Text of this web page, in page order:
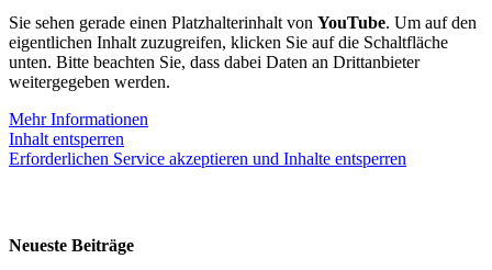
Sie sehen gerade einen Platzhalterinhalt von YouTube. Um auf den
eigentlichen Inhalt zuzugreifen, klicken Sie auf die Schaltfläche
unten. Bitte beachten Sie, dass dabei Daten an Drittanbieter
weitergegeben werden.
Mehr Informationen
Inhalt entsperren
Erforderlichen Service akzeptieren und Inhalte entsperren
Neueste Beiträge